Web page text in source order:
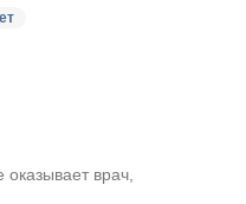
оказывает врач,